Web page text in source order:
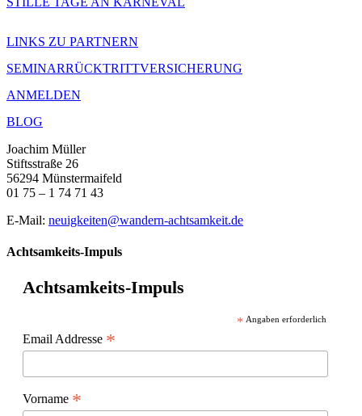
LINKS ZU PARTNERN
SEMINARRÜCKTRITTVERSICHERUNG
ANMELDEN
BLOG
Joachim Müller
Stiftsstraße 26
56294 Münstermaifeld
01 75 – 1 74 71 43
E-Mail: neuigkeiten@wandern-achtsamkeit.de
Achtsamkeits-Impuls
Achtsamkeits-Impuls
* Angaben erforderlich
Email Addresse *
Vorname *